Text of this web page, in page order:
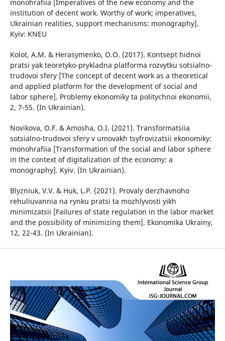
monohrafiia [Imperatives of the new economy and the
institution of decent work. Worthy of work; imperatives,
Ukrainian realities, support mechanisms: monography].
Kyiv: KNEU
Kolot, A.M. & Herasymenko, O.O. (2017). Kontsept hidnoi
pratsi yak teoretyko-prykladna platforma rozvytku sotsialno-
trudovoi sfery [The concept of decent work as a theoretical
and applied platform for the development of social and
labor sphere]. Problemy ekonomiky ta politychnoi ekonomii,
2, 7-55. (In Ukrainian).
Novikova, O.F. & Amosha, O.I. (2021). Transformatsiia
sotsialno-trudovoi sfery v umovakh tsyfrovizatsii ekonomiky:
monohrafiia [Transformation of the social and labor sphere
in the context of digitalization of the economy: a
monography]. Kyiv. (In Ukrainian).
Blyzniuk, V.V. & Huk, L.P. (2021). Provaly derzhavnoho
rehuliuvannia na rynku pratsi ta mozhlyvosti yikh
minimizatsii [Failures of state regulation in the labor market
and the possibility of minimizing them]. Ekonomika Ukrainy,
12, 22-43. (In Ukrainian).